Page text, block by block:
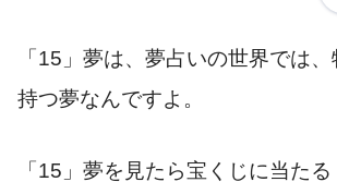
「15」夢は、夢占いの世界では
持つ夢なんですよ。
「15」夢を見たら宝くじに当た